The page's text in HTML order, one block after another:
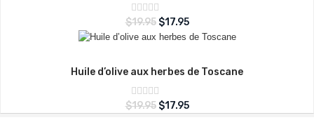
Note
5
$19.95 $17.95
Huile d’olive aux herbes de Toscane
Note
0sur
$19.95 $17.95